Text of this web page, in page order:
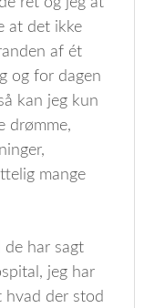
at det ikke
af ét
og for dagen
kan jeg kun
drømme,
mange
de har sagt
jeg har
hvad der stod